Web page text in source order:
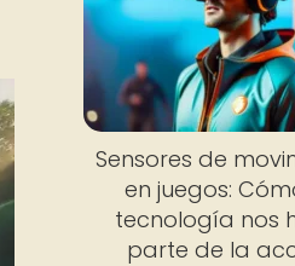
Sensores de
en juegos:
tecnología nos
parte de la